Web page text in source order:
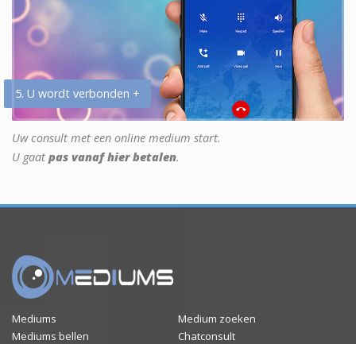
5. U wordt verbonden +
Uw consult met een online medium start.
U gaat pas vanaf hier betalen.
Mediums
Medium zoeken
Mediums bellen
Chatconsult